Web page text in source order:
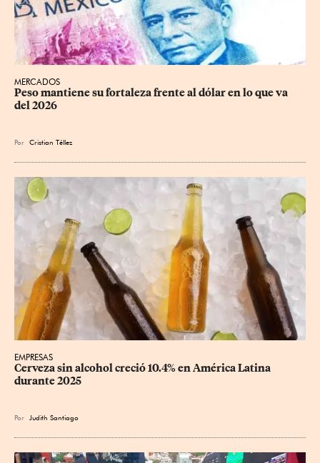
MERCADOS
Peso mantiene su fortaleza frente al dólar en lo que va
del 2026
Por Cristian Téllez
EMPRESAS
Cerveza sin alcohol creció 10.4% en América Latina
durante 2025
Por Judith Santiago